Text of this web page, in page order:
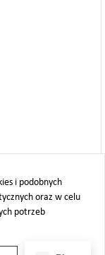
i podobnych
oraz w celu
potrzeb